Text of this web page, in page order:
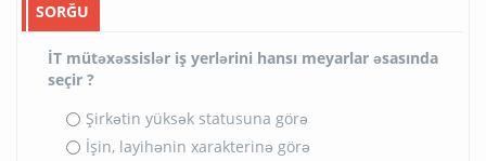
SORĞU
İT mütəxəssislər iş yerlərini hansı meyarlar əsasında
seçir ?
Şirkətin yüksək statusuna görə
İşin, layihənin xarakterinə görə